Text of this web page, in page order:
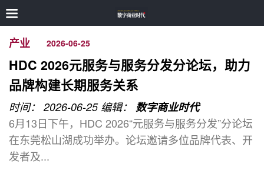
产业 2026-06-25
HDC 2026元服务与服务分发分论坛，助力
品牌构建长期服务关系
时间： 2026-06-25 编辑： 数字商业时代
6月13日下午，HDC 2026“元服务与服务分发”分论坛
在东莞松山湖成功举办。论坛邀请多位品牌代表、开
发者及...